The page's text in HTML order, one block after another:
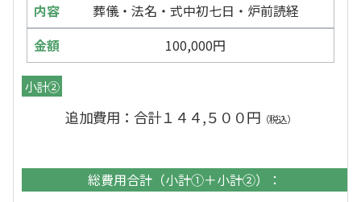
葬儀・法名・式中初七日・炉前読経
100,000円
小計②
追加費用：合計１４４,５００円 （税込）
総費用合計（小計①＋小計②）：